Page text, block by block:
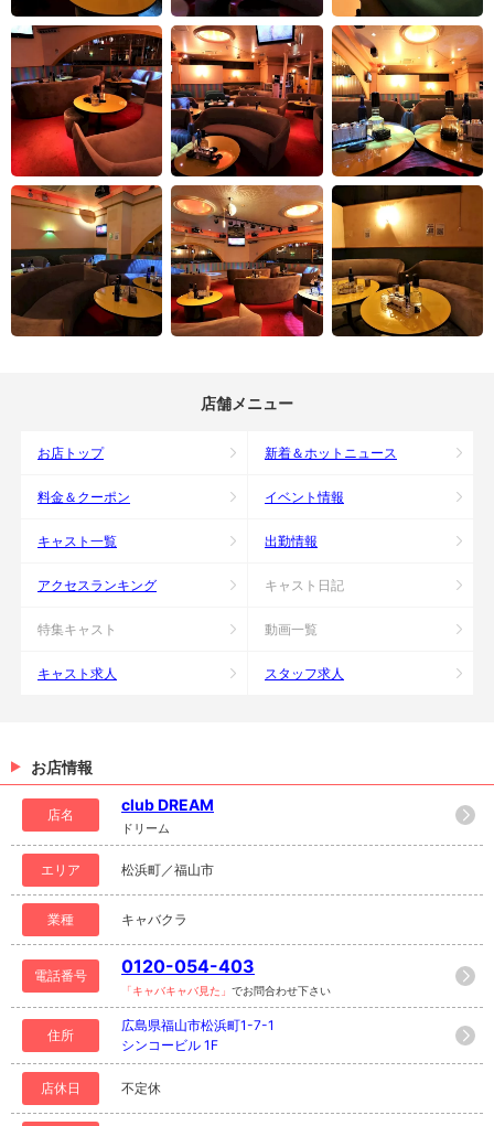
店舗メニュー
お店トップ 新着＆ホットニュース
料金＆クーポン イベント情報
キャスト一覧 出勤情報
アクセスランキング キャスト日記
特集キャスト 動画一覧
キャスト求人 スタッフ求人
お店情報
店名
club DREAM
ドリーム
エリア 松浜町／福山市
業種 キャバクラ
電話番号 0120-054-403
「キャバキャバ見た」 でお問合わせ下さい
住所
広島県福山市松浜町1-7-1
シンコービル 1F
店休日 不定休